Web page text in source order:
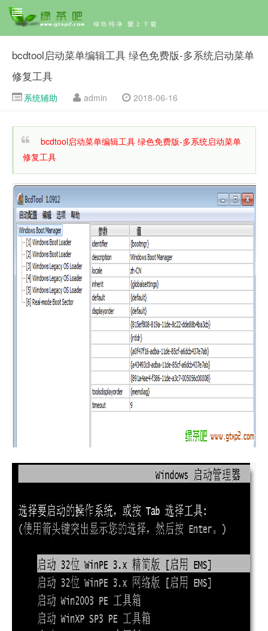
bcdtool启动菜单编辑工具 绿色免费版-多系统启动菜单
修复工具
系统辅助 admin 2018-06-16
bcdtool启动菜单编辑工具 绿色免费版-多系统启动菜单
修复工具